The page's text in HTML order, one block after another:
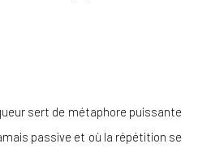
sert de métaphore puissante
passive et où la répétition se